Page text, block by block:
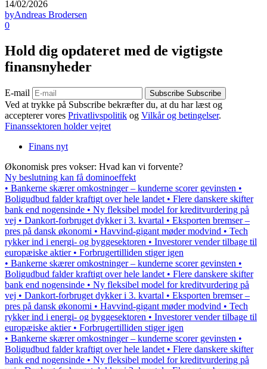
14/02/2026
byAndreas Brodersen
0
Hold dig opdateret med de vigtigste
finansnyheder
E-mail Subscribe Subscribe
Ved at trykke på Subscribe bekræfter du, at du har læst og
accepterer vores Privatlivspolitik og Vilkår og betingelser.
Finanssektoren holder vejret
Finans nyt
Økonomisk pres vokser: Hvad kan vi forvente?
Ny beslutning kan få dominoeffekt
• Bankerne skærer omkostninger – kunderne scorer gevinsten •
Boligudbud falder kraftigt over hele landet • Flere danskere skifter
bank end nogensinde • Ny fleksibel model for kreditvurdering på
vej • Dankort-forbruget dykker i 3. kvartal • Eksporten bremser –
pres på dansk økonomi • Havvind-gigant møder modvind • Tech
rykker ind i energi- og byggesektoren • Investorer vender tilbage til
europæiske aktier • Forbrugertilliden stiger igen
• Bankerne skærer omkostninger – kunderne scorer gevinsten •
Boligudbud falder kraftigt over hele landet • Flere danskere skifter
bank end nogensinde • Ny fleksibel model for kreditvurdering på
vej • Dankort-forbruget dykker i 3. kvartal • Eksporten bremser –
pres på dansk økonomi • Havvind-gigant møder modvind • Tech
rykker ind i energi- og byggesektoren • Investorer vender tilbage til
europæiske aktier • Forbrugertilliden stiger igen
• Bankerne skærer omkostninger – kunderne scorer gevinsten •
Boligudbud falder kraftigt over hele landet • Flere danskere skifter
bank end nogensinde • Ny fleksibel model for kreditvurdering på